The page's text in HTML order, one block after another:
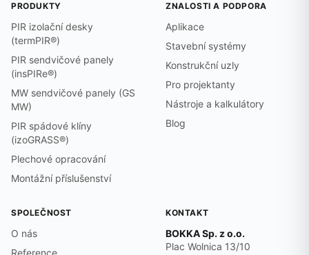
PRODUKTY
PIR izolační desky
(termPIR®)
PIR sendvičové panely
(insPIRe®)
MW sendvičové panely (GS
MW)
PIR spádové klíny
(izoGRASS®)
Plechové opracování
Montážní příslušenství
ZNALOSTI A PODPORA
Aplikace
Stavební systémy
Konstrukční uzly
Pro projektanty
Nástroje a kalkulátory
Blog
SPOLEČNOST
O nás
Reference
KONTAKT
BOKKA Sp. z o.o.
Plac Wolnica 13/10